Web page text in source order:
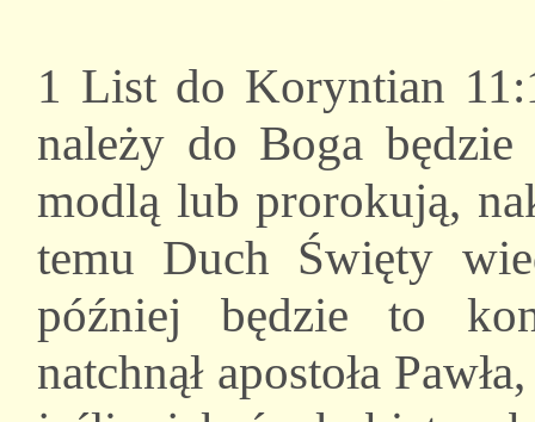
1 List do Koryntian
należy do Boga będzie
modlą lub prorokują,
temu Duch Święty
później będzie to
natchnął apostoła